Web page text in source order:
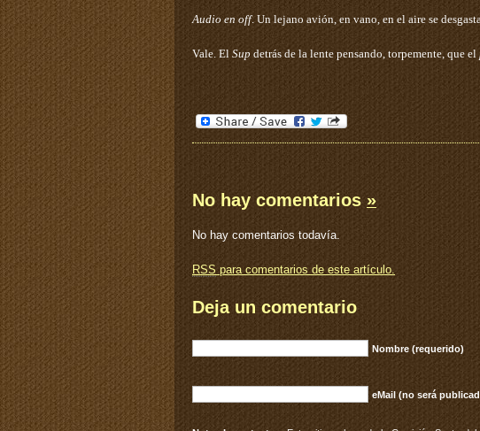
Audio en off. Un lejano avión, en vano, en el aire se
Vale. El Sup detrás de la lente pensando, torpemente, que el
No hay comentarios »
No hay comentarios todavía.
RSS para comentarios de este artículo.
Deja un comentario
Nombre (requerido)
eMail (no será